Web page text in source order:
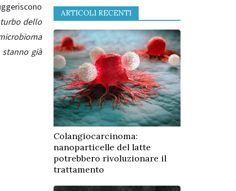
dello
già
ARTICOLI RECENTI
Colangiocarcinoma:
nanoparticelle del latte
potrebbero rivoluzionare il
trattamento